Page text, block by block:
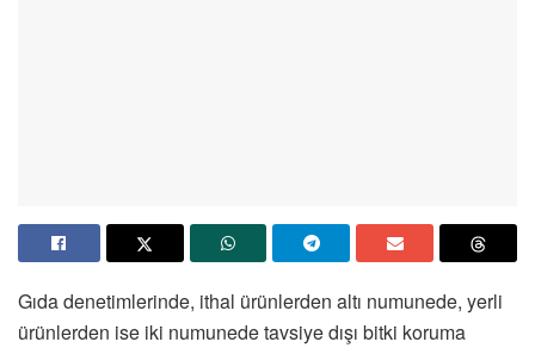
Gıda denetimlerinde, ithal ürünlerden altı numunede, yerli
ürünlerden ise iki numunede tavsiye dışı bitki koruma